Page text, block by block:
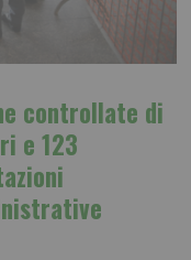
controllate di
e 123